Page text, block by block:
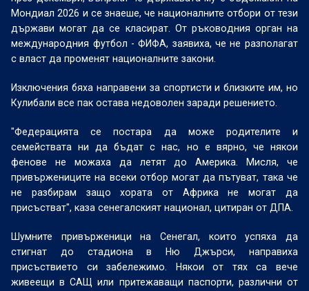
Мондиал 2026 и се знаеше, че националните отбори от тези
държави могат да се класират. От ръководния орган на
международния футбол - ФИФА, заявиха, че не разполагат
с власт да променят националните закони.
Изключения бяха направени за спортисти и близките им, но
Кулибали все пак остава недоволен заради решението.
"Федерацията се постара да може родителите и
семействата ни да бъдат с нас, но е вярно, че някои
фенове не можаха да летят до Америка. Мисля, че
привържениците на всеки отбор могат да пътуват, така че
не разбирам защо хората от Африка не могат да
присъстват", каза сенегалският национал, цитиран от ДПА.
Шумните привърженици на Сенегал, които успяха да
стигнат до стадиона в Ню Джърси, направиха
присъствието си забележимо. Някои от тях са вече
живеещи в САЩ или притежаващи паспорти, различни от